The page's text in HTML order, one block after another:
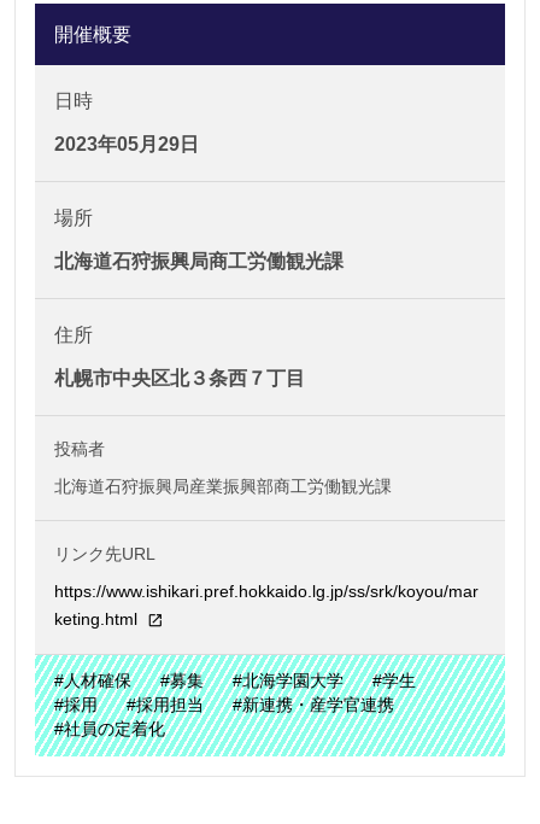
開催概要
日時
2023年05月29日
場所
北海道石狩振興局商工労働観光課
住所
札幌市中央区北３条西７丁目
投稿者
北海道石狩振興局産業振興部商工労働観光課
リンク先URL
https://www.ishikari.pref.hokkaido.lg.jp/ss/srk/koyou/mar
keting.html
#人材確保 #募集 #北海学園大学
#学生
#採用
#採用担当
#新連携・産学官連携
#社員の定着化